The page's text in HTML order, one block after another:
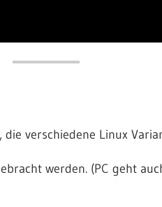
verschiedene Linux
werden. (PC geht